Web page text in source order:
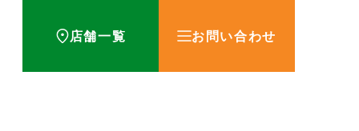
店舗一覧 お問い合わせ